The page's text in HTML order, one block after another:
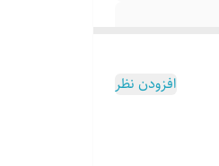
افزودن نظر